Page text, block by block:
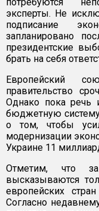
эксперты. Не
подписание
запланировано
президентские
брать на себя
Европейский
правительство
Однако пока речь
бюджетную
о том, чтобы
модернизации
Украине 11
Отметим, что
высказываются
европейских
Согласно